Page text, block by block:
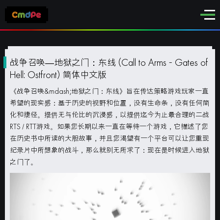
战争召唤—地狱之门：东线 (Call to Arms - Gates of
Hell: Ostfront) 简体中文版
《战争召唤&mdash;地狱之门：东线》 旨在传达策略游戏玩家一直
希望的现实感：基于历史的视野和位置，没有生命条，没有任何简
化和捷径。提供无与伦比的沉浸感，以提供迄今为止最合理的二战
RTS / RTT游戏。如果您长期以来一直在等待一个游戏，它描述了您
在历史书中所读的大胆故事，并且您渴望有一个平台可以让您重现
纪录片中所想象的战斗，那么就别无所求了：现在是时候进入地狱
之门了。